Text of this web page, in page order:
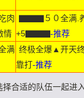
肉
情
▇▇▇５０全满.
+5▇▇▇-推荐
满 终极全爆▲开天
靠打-推荐
合适的队伍一起进